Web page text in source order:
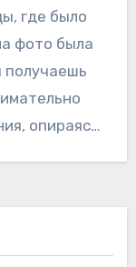
где было
фото была
получаешь
опираясь